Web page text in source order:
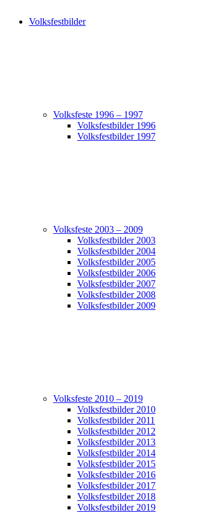
Volksfestbilder
Volksfeste 1996 – 1997
Volksfestbilder 1996
Volksfestbilder 1997
Volksfeste 2003 – 2009
Volksfestbilder 2003
Volksfestbilder 2004
Volksfestbilder 2005
Volksfestbilder 2006
Volksfestbilder 2007
Volksfestbilder 2008
Volksfestbilder 2009
Volksfeste 2010 – 2019
Volksfestbilder 2010
Volksfestbilder 2011
Volksfestbilder 2012
Volksfestbilder 2013
Volksfestbilder 2014
Volksfestbilder 2015
Volksfestbilder 2016
Volksfestbilder 2017
Volksfestbilder 2018
Volksfestbilder 2019